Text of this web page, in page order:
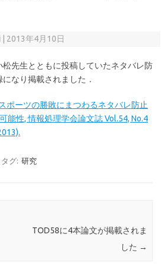
2013年4月10日
先生とともに投稿していたネタバレ防
なり掲載されました．
ポーツの勝敗にまつわるネタバレ防止
能性, 情報処理学会論文誌 Vol.54, No.4
タグ: 研究
TOD58に4本論文が掲載されま
した →